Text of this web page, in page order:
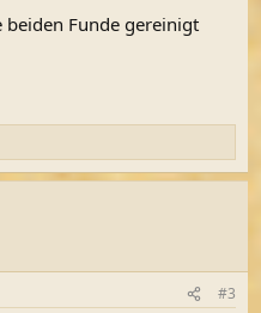
Funde gereinigt
#3